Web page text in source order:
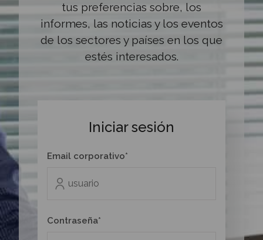
tus preferencias sobre, los
informes, las noticias y los eventos
de los sectores y países en los que
estés interesados.
Iniciar sesión
Email corporativo*
Contraseña*